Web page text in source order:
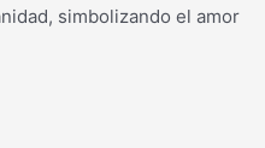
simbolizando el amor